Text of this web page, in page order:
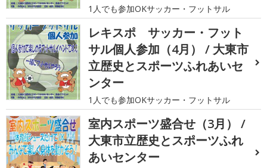
1人でも参加OKサッカー・フットサル
レキスポ サッカー・フット
サル個人参加（4月） / 大東市
立歴史とスポーツふれあいセ
ンター
1人でも参加OKサッカー・フットサル
室内スポーツ盛合せ（3月） /
大東市立歴史とスポーツふれ
あいセンター